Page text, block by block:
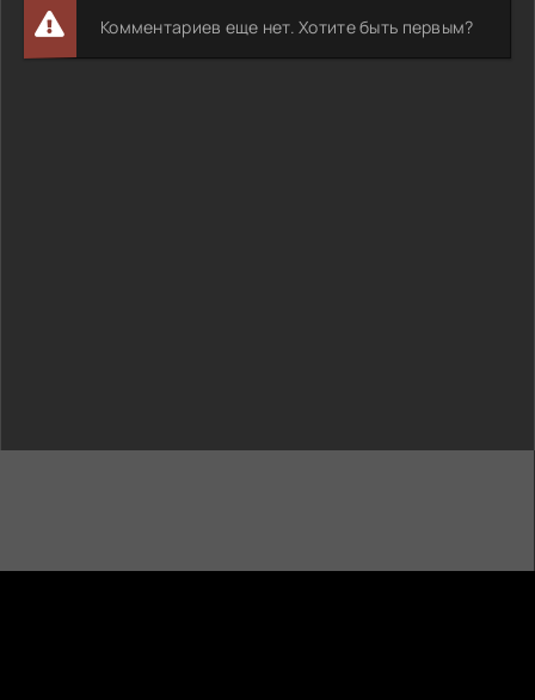
Комментариев еще нет. Хотите быть первым?